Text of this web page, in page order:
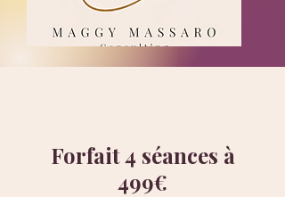
Forfait 4 séances à
499€